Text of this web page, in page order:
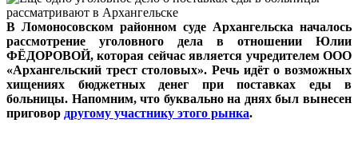
В Ломоносовском районном суде Архангельска началось
рассмотрение уголовного дела в отношении Юлии
ФЁДОРОВОЙ, которая сейчас является учредителем ООО
«Архангельский трест столовых». Речь идёт о возможных
хищениях бюджетных денег при поставках еды в
больницы. Напомним, что буквально на днях был вынесен
приговор другому участнику этого рынка.